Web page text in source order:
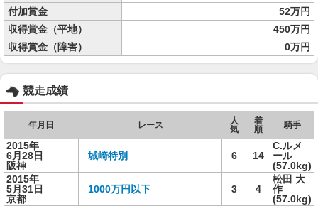
付加賞金
52万円
収得賞金（平地）
450万円
収得賞金（障害）
0万円
競走成績
年月日 レース
人
気
着
順
騎手
2015年
6月28日
阪神
城崎特別 6 14
C.ルメ
ール
(57.0kg)
2015年
5月31日
京都
1000万円以下 3 4
松田 大
作
(57.0kg)